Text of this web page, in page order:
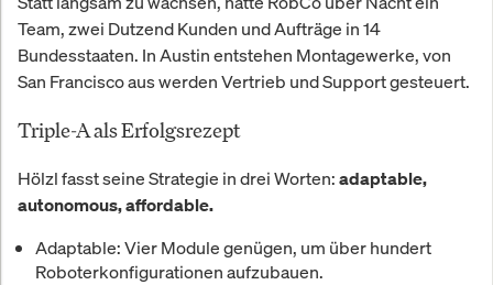
Team, zwei Dutzend Kunden und Aufträge in 14
Bundesstaaten. In Austin entstehen Montagewerke, von
San Francisco aus werden Vertrieb und Support gesteuert.
Triple-A als Erfolgsrezept
Hölzl fasst seine Strategie in drei Worten: adaptable,
autonomous, affordable.
Adaptable: Vier Module genügen, um über hundert
Roboterkonfigurationen aufzubauen.